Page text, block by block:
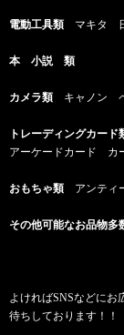
電動工具類 マキタ
本 小説 類
カメラ類 キャノン
トレーディングカード
アーケードカード
おもちゃ類 アンティ
その他可能なお品物多
よければSNSなどに
待ちしております！！